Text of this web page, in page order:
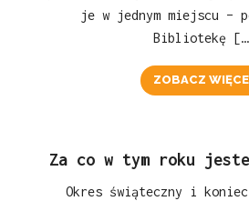
je w jednym miejscu –
Bibliotekę
ZOBACZ
Za co w tym roku
Okres świąteczny i